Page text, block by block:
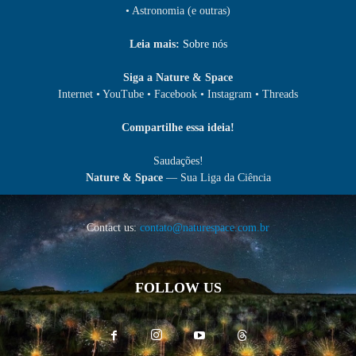
• Astronomia (e outras)
Leia mais: Sobre nós
Siga a Nature & Space
Internet • YouTube • Facebook • Instagram • Threads
Compartilhe essa ideia!
Saudações!
Nature & Space— Sua Liga da Ciência
Contact us:contato@naturespace.com.br
FOLLOW US